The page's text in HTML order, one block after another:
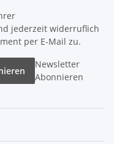
jederzeit widerruflich
per E-Mail zu.
Newsletter
Abonnieren